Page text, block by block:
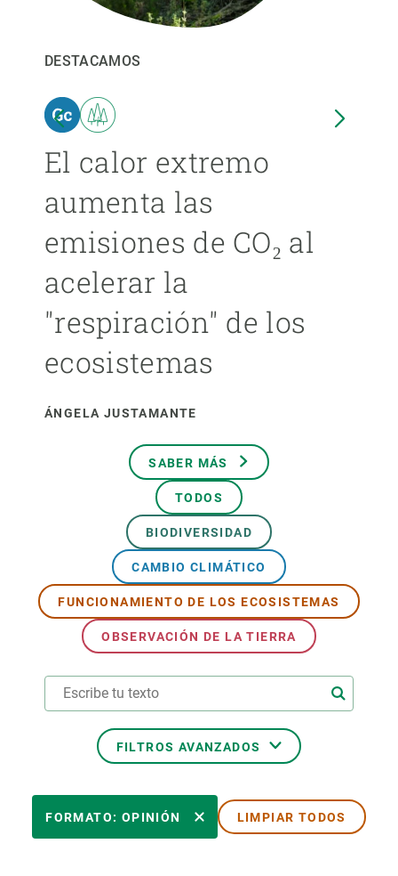
DESTACAMOS
El calor extremo
aumenta las
emisiones de CO₂ al
acelerar la
"respiración" de los
ecosistemas
ÁNGELA JUSTAMANTE
SABER MÁS
TODOS
BIODIVERSIDAD
CAMBIO CLIMÁTICO
FUNCIONAMIENTO DE LOS ECOSISTEMAS
OBSERVACIÓN DE LA TIERRA
FILTROS AVANZADOS
FORMATO: OPINIÓN LIMPIAR TODOS